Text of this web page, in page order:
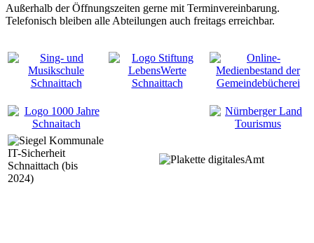
Außerhalb der Öffnungszeiten gerne mit Terminvereinbarung.
Telefonisch bleiben alle Abteilungen auch freitags erreichbar.